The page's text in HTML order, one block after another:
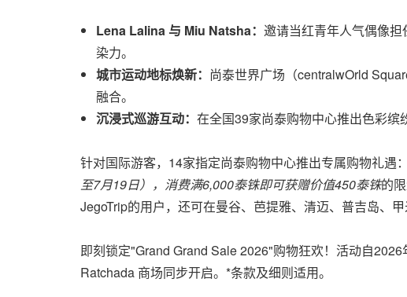
Lena Lalina 与 Miu Natsha： 邀请当红青年人气偶像
染力。
城市运动地标焕新： 尚泰世界广场（centralwOrld
融合。
沉浸式巡游互动： 在全国39家尚泰购物中心推出色彩缤
针对国际游客，14家指定尚泰购物中心推出专属购物礼
至7月19日），消费满6,000泰铢即可获赠价值450泰铢的
JegoTrip的用户，还可在曼谷、芭提雅、清迈、普吉岛、
即刻锁定"Grand Grand Sale 2026"购物狂欢！活动自
Ratchada 商场同步开启。*条款及细则适用。